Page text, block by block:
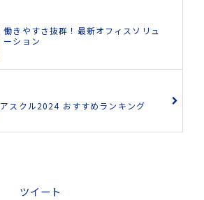
働きやすさ抜群！最新オフィスソリュ
ーション
アスクル2024 おすすめランキング
ツイート